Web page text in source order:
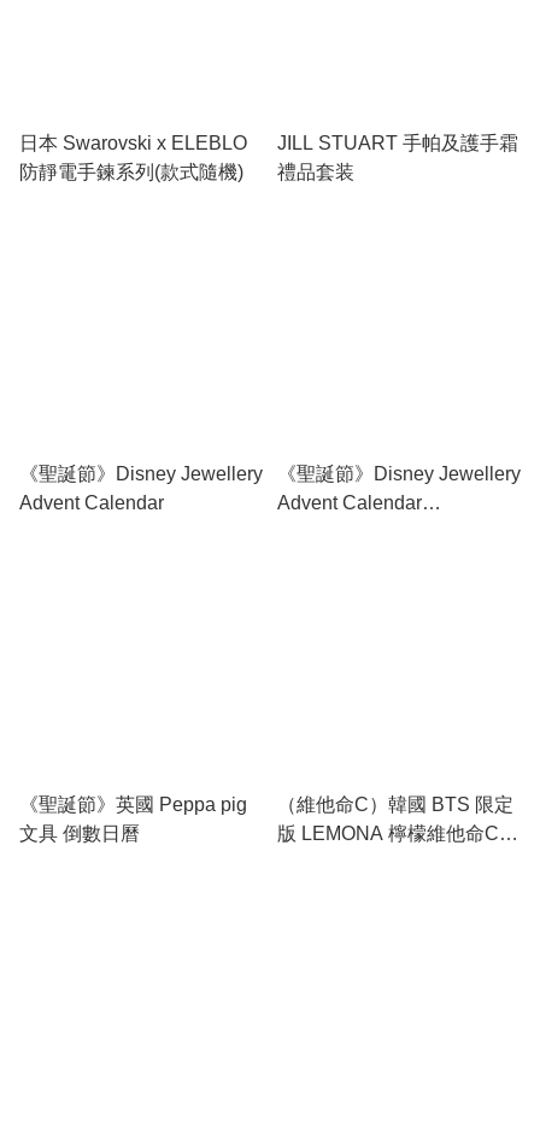
日本 Swarovski x ELEBLO
防靜電手鍊系列(款式隨機)
JILL STUART 手帕及護手霜
禮品套装
《聖誕節》Disney Jewellery
Advent Calendar
《聖誕節》Disney Jewellery
Advent Calendar
《聖誕節》英國 Peppa pig
文具 倒數日曆
（維他命C）韓國 BTS 限定
版 LEMONA 檸檬維他命C補